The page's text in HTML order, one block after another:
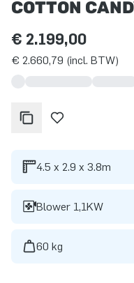
COTTON
€ 2.199,00
€ 2.660,79 (incl. BTW)
4.5 x 2.9 x 3.8m
Blower 1,1KW
60 kg